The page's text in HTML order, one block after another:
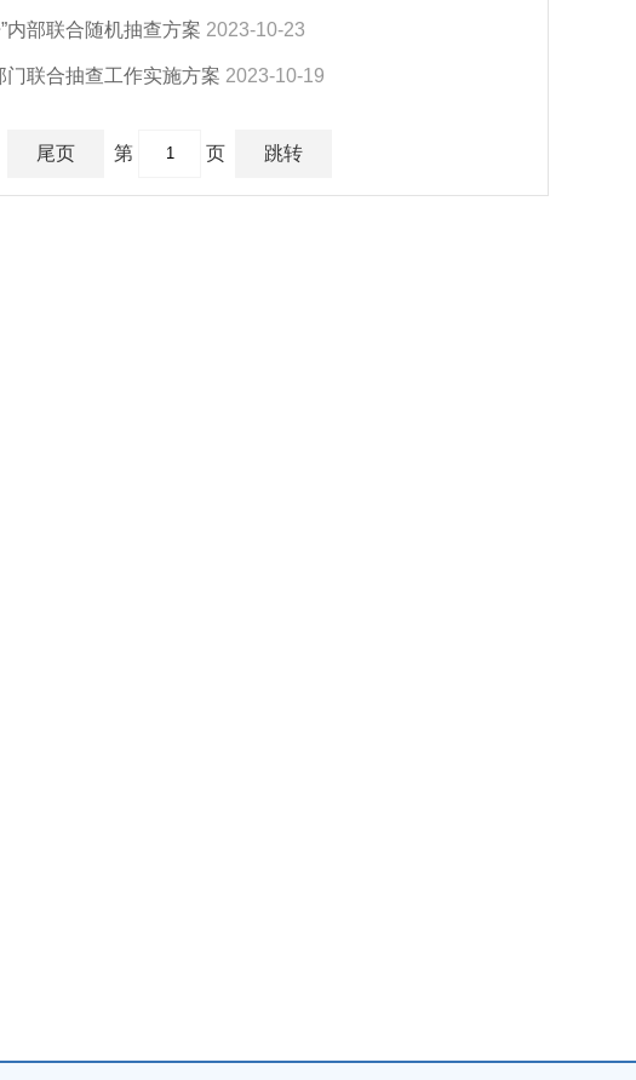
内部联合随机抽查方案 2023-10-23
门联合抽查工作实施方案 2023-10-19
尾页 第 页 跳转